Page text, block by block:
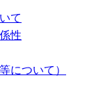
て
性
について）